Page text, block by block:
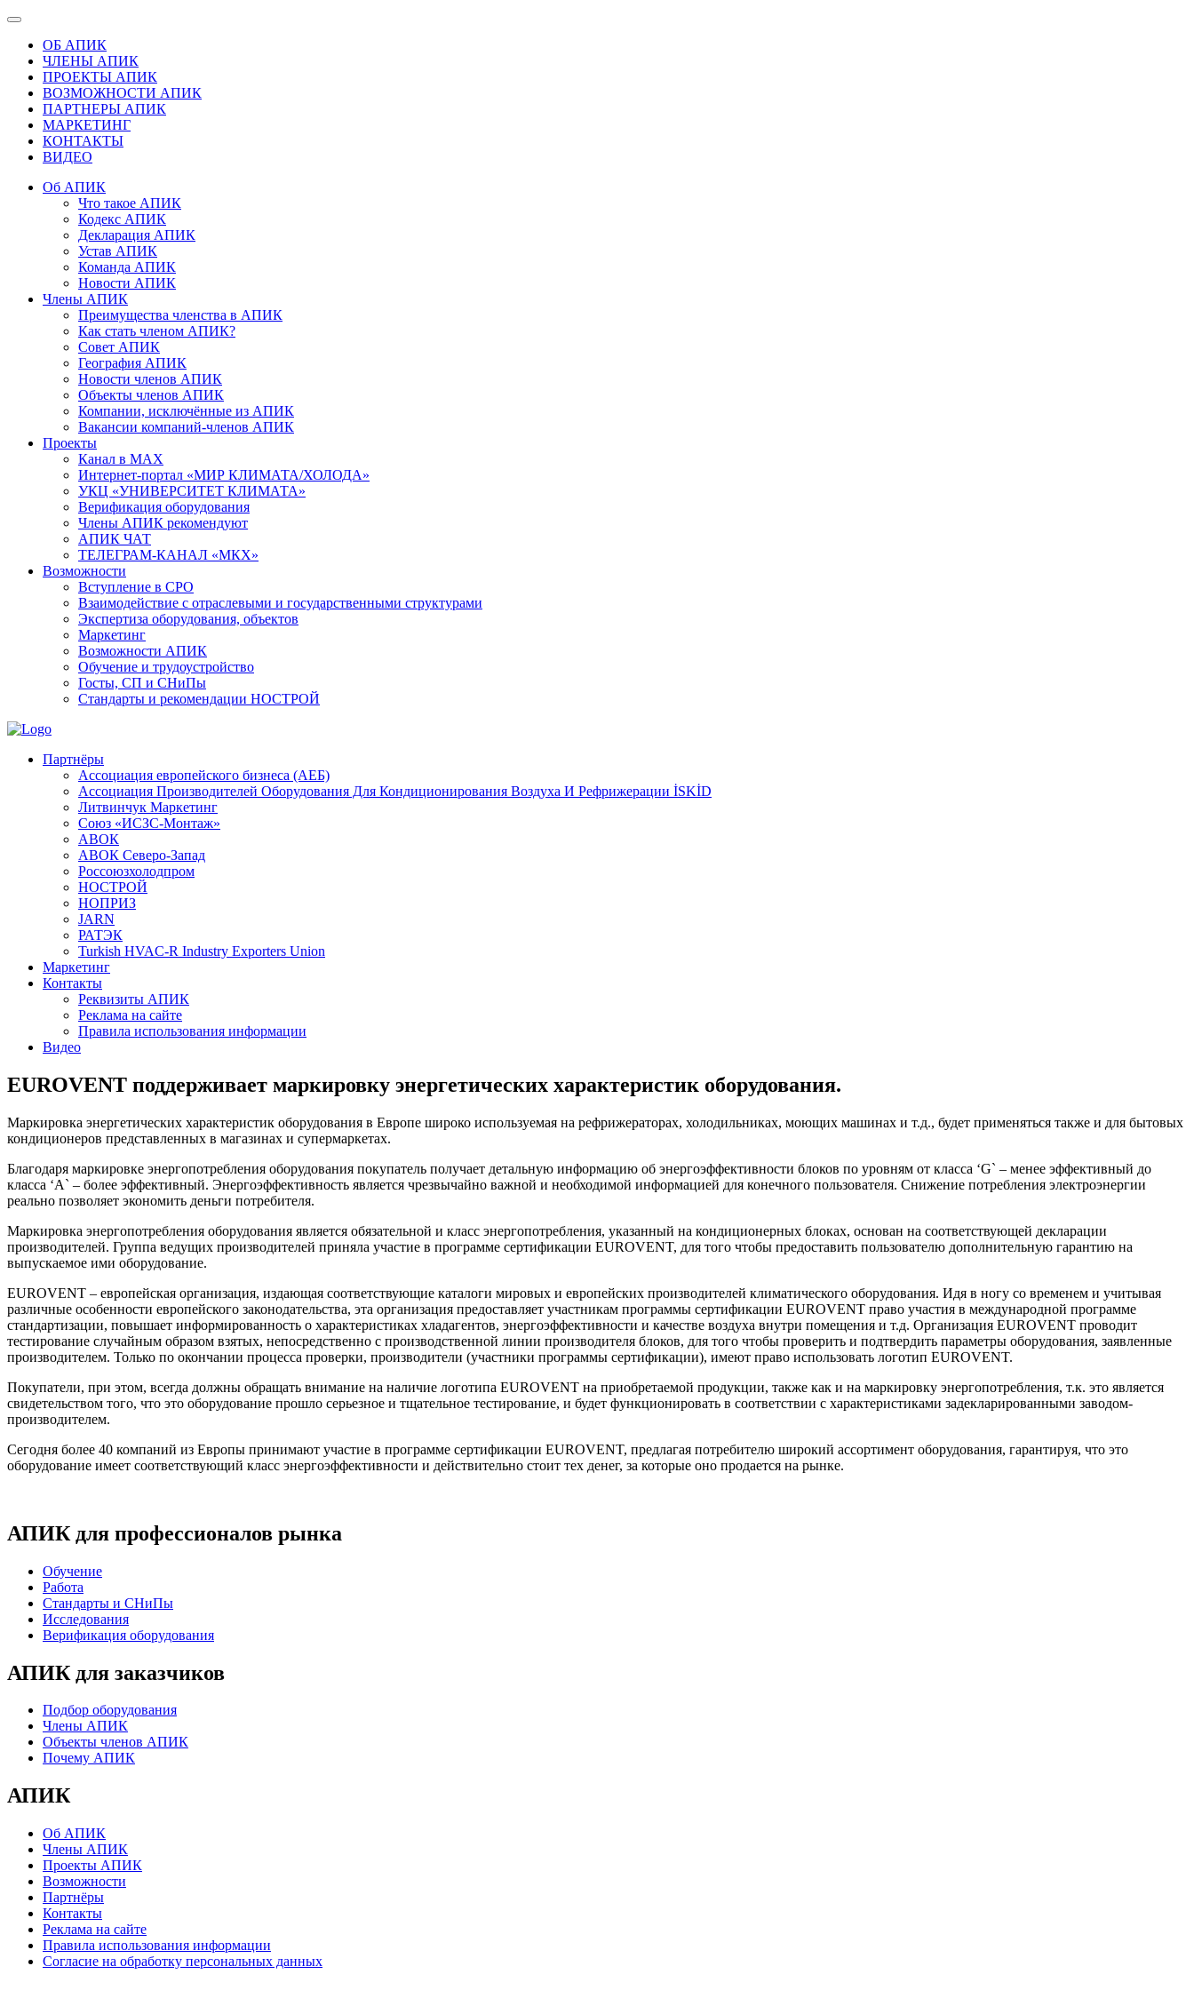
ОБ АПИК
ЧЛЕНЫ АПИК
ПРОЕКТЫ АПИК
ВОЗМОЖНОСТИ АПИК
ПАРТНЕРЫ АПИК
МАРКЕТИНГ
КОНТАКТЫ
ВИДЕО
Об АПИК
Что такое АПИК
Кодекс АПИК
Декларация АПИК
Устав АПИК
Команда АПИК
Новости АПИК
Члены АПИК
Преимущества членства в АПИК
Как стать членом АПИК?
Совет АПИК
География АПИК
Новости членов АПИК
Объекты членов АПИК
Компании, исключённые из АПИК
Вакансии компаний-членов АПИК
Проекты
Канал в MAX
Интернет-портал «МИР КЛИМАТА/ХОЛОДА»
УКЦ «УНИВЕРСИТЕТ КЛИМАТА»
Верификация оборудования
Члены АПИК рекомендуют
АПИК ЧАТ
ТЕЛЕГРАМ-КАНАЛ «МКХ»
Возможности
Вступление в СРО
Взаимодействие с отраслевыми и государственными структурами
Экспертиза оборудования, объектов
Маркетинг
Возможности АПИК
Обучение и трудоустройство
Госты, СП и СНиПы
Стандарты и рекомендации НОСТРОЙ
Партнёры
Ассоциация европейского бизнеса (АЕБ)
Aссоциация Производителей Оборудования Для Кондиционирования Воздуха И Рефрижерации İSKİD
Литвинчук Маркетинг
Союз «ИСЗС-Монтаж»
АВОК
АВОК Северо-Запад
Россоюзхолодпром
НОСТРОЙ
НОПРИЗ
JARN
РАТЭК
Turkish HVAC-R Industry Exporters Union
Маркетинг
Контакты
Реквизиты АПИК
Реклама на сайте
Правила использования информации
Видео
EUROVENT поддерживает маркировку энергетических характеристик оборудования.
Маркировка энергетических характеристик оборудования в Европе широко используемая на рефрижераторах, холодильниках, моющих машинах и т.д., будет применяться также и для бытовых
кондиционеров представленных в магазинах и супермаркетах.
Благодаря маркировке энергопотребления оборудования покупатель получает детальную информацию об энергоэффективности блоков по уровням от класса ‘G` – менее эффективный до
класса ‘A` – более эффективный. Энергоэффективность является чрезвычайно важной и необходимой информацией для конечного пользователя. Снижение потребления электроэнергии
реально позволяет экономить деньги потребителя.
Маркировка энергопотребления оборудования является обязательной и класс энергопотребления, указанный на кондиционерных блоках, основан на соответствующей декларации
производителей. Группа ведущих производителей приняла участие в программе сертификации EUROVENT, для того чтобы предоставить пользователю дополнительную гарантию на
выпускаемое ими оборудование.
EUROVENT – европейская организация, издающая соответствующие каталоги мировых и европейских производителей климатического оборудования. Идя в ногу со временем и учитывая
различные особенности европейского законодательства, эта организация предоставляет участникам программы сертификации EUROVENT право участия в международной программе
стандартизации, повышает информированность о характеристиках хладагентов, энергоэффективности и качестве воздуха внутри помещения и т.д. Организация EUROVENT проводит
тестирование случайным образом взятых, непосредственно с производственной линии производителя блоков, для того чтобы проверить и подтвердить параметры оборудования, заявленные
производителем. Только по окончании процесса проверки, производители (участники программы сертификации), имеют право использовать логотип EUROVENT.
Покупатели, при этом, всегда должны обращать внимание на наличие логотипа EUROVENT на приобретаемой продукции, также как и на маркировку энергопотребления, т.к. это является
свидетельством того, что это оборудование прошло серьезное и тщательное тестирование, и будет функционировать в соответствии с характеристиками задекларированными заводом-
производителем.
Сегодня более 40 компаний из Европы принимают участие в программе сертификации EUROVENT, предлагая потребителю широкий ассортимент оборудования, гарантируя, что это
оборудование имеет соответствующий класс энергоэффективности и действительно стоит тех денег, за которые оно продается на рынке.
АПИК для профессионалов рынка
Обучение
Работа
Стандарты и СНиПы
Исследования
Верификация оборудования
АПИК для заказчиков
Подбор оборудования
Члены АПИК
Объекты членов АПИК
Почему АПИК
АПИК
Об АПИК
Члены АПИК
Проекты АПИК
Возможности
Партнёры
Контакты
Реклама на сайте
Правила использования информации
Согласие на обработку персональных данных